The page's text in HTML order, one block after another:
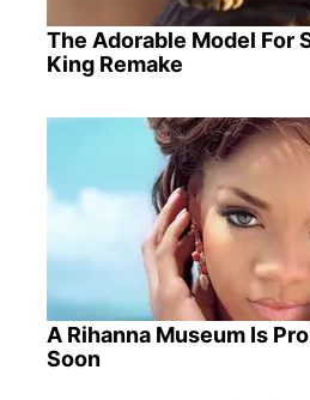
The Adorable Model For
King Remake
A Rihanna Museum Is
Soon